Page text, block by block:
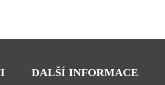
DALŠÍ INFORMACE